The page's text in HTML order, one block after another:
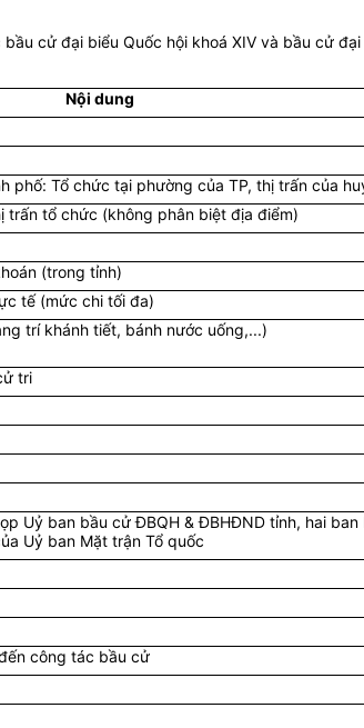
cử đại biểu Quốc hội khoá XIV và bầu cử
Nội dung
phố: Tổ chức tại phường của TP, thị trấn của
trấn tổ chức (không phân biệt địa điểm)
(trong tỉnh)
tế (mức chi tối đa)
trí khánh tiết, bánh nước uống,...)
tri
Uỷ ban bầu cử ĐBQH & ĐBHĐND tỉnh, hai ban
Uỷ ban Mặt trận Tổ quốc
công tác bầu cử